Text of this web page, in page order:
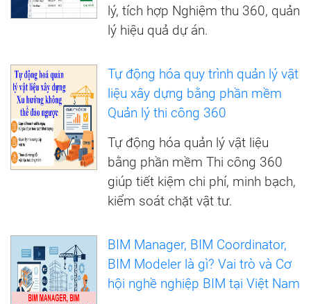
lý, tích hợp Nghiệm thu 360, quản
lý hiệu quả dự án.
Tự động hóa quy trình quản lý vật
liệu xây dựng bằng phần mềm
Quản lý thi công 360
Tự động hóa quản lý vật liệu
bằng phần mềm Thi công 360
giúp tiết kiệm chi phí, minh bạch,
kiểm soát chặt vật tư.
BIM Manager, BIM Coordinator,
BIM Modeler là gì? Vai trò và Cơ
hội nghề nghiệp BIM tại Việt Nam